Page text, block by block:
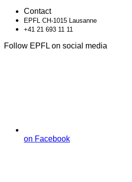
Contact
EPFL CH-1015 Lausanne
+41 21 693 11 11
Follow EPFL on social media
on Facebook